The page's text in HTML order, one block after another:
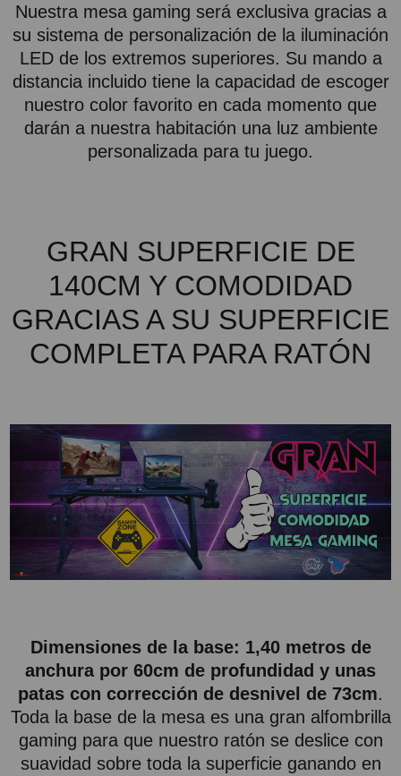
Nuestra mesa gaming será exclusiva gracias a
su sistema de personalización de la iluminación
LED de los extremos superiores. Su mando a
distancia incluido tiene la capacidad de escoger
nuestro color favorito en cada momento que
darán a nuestra habitación una luz ambiente
personalizada para tu juego.
GRAN SUPERFICIE DE
140CM Y COMODIDAD
GRACIAS A SU SUPERFICIE
COMPLETA PARA RATÓN
Dimensiones de la base: 1,40 metros de
anchura por 60cm de profundidad y unas
patas con corrección de desnivel de 73cm.
Toda la base de la mesa es una gran alfombrilla
gaming para que nuestro ratón se deslice con
suavidad sobre toda la superficie ganando en